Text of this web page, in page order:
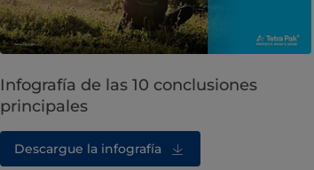
Infografía de las 10 conclusiones
principales
Descargue la infografía